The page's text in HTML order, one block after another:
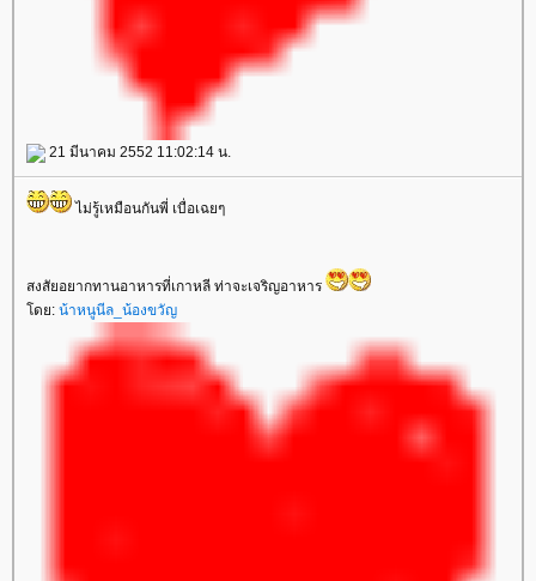
21 มีนาคม 2552 11:02:14 น.
ไม่รู้เหมือนกันพี่ เบื่อเฉยๆ
สงสัยอยากทานอาหารที่เกาหลี ท่าจะเจริญอาหาร
ดย: น้าหนูนีล_น้องขวัญ